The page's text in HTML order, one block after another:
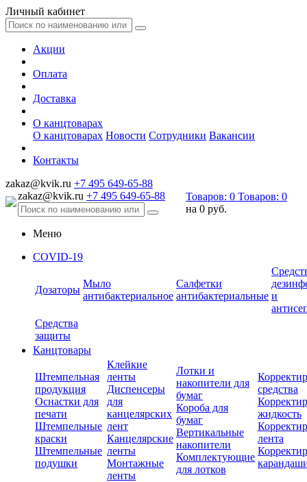
Личный кабинет
Акции
Оплата
Доставка
О канцтоварах
О канцтоварах Новости Сотрудники Вакансии
Контакты
zakaz@kvik.ru +7 495 649-65-88
zakaz@kvik.ru +7 495 649-65-88 Товаров: 0 Товаров: 0
на 0 руб.
Меню
COVID-19
Дозаторы
Мыло
антибактериальное
Салфетки
антибактериальные и
Средства
защиты
Канцтовары
Штемпельная
продукция
Оснастки для
печати
Штемпельные
краски
Штемпельные
подушки
Клейкие
ленты
Диспенсеры
для
канцелярских
лент
Канцелярские
ленты
Монтажные
ленты
Лотки и
накопители для
бумаг
Короба для
бумаг
Вертикальные
накопители
Комплектующие
для лотков
средства
жидкость
лента